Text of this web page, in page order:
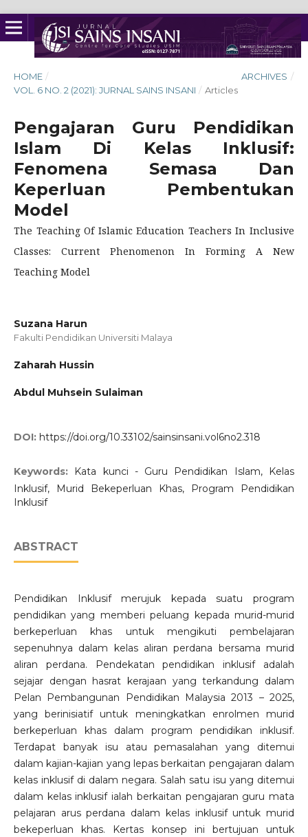
HOME / ARCHIVES /
VOL. 6 NO. 2 (2021): JURNAL SAINS INSANI / Articles
Pengajaran Guru Pendidikan
Islam Di Kelas Inklusif:
Fenomena Semasa Dan
Keperluan Pembentukan
Model
The Teaching Of Islamic Education Teachers In Inclusive
Classes: Current Phenomenon In Forming A New
Teaching Model
Suzana Harun
Fakulti Pendidikan Universiti Malaya
Zaharah Hussin
Abdul Muhsein Sulaiman
DOI: https://doi.org/10.33102/sainsinsani.vol6no2.318
Keywords: Kata kunci - Guru Pendidikan Islam, Kelas
Inklusif, Murid Bekeperluan Khas, Program Pendidikan
Inklusif
ABSTRACT
Pendidikan Inklusif merujuk kepada suatu program
pendidikan yang memberi peluang kepada murid-murid
berkeperluan khas untuk mengikuti pembelajaran
sepenuhnya dalam kelas aliran perdana bersama murid
aliran perdana. Pendekatan pendidikan inklusif adalah
sejajar dengan hasrat kerajaan yang terkandung dalam
Pelan Pembangunan Pendidikan Malaysia 2013 – 2025,
yang berinisiatif untuk meningkatkan enrolmen murid
berkeperluan khas dalam program pendidikan inklusif.
Terdapat banyak isu atau pemasalahan yang ditemui
dalam kajian-kajian yang lepas berkaitan pengajaran dalam
kelas inklusif di dalam negara. Salah satu isu yang ditemui
dalam kelas inklusif ialah berkaitan pengajaran guru mata
pelajaran arus perdana dalam kelas inklusif untuk murid
bekeperluan khas. Kertas konsep ini bertujuan untuk